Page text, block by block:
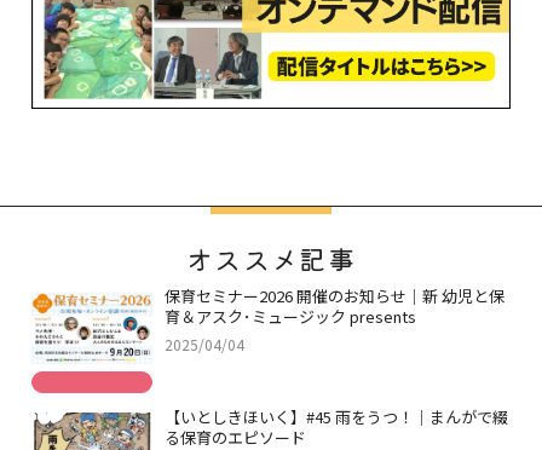
オススメ記事
保育セミナー2026 開催のお知らせ｜新 幼児と保
育＆アスク･ミュージック presents
2025/04/04
【いとしきほいく】#45 雨をうつ！｜まんがで綴
る保育のエピソード